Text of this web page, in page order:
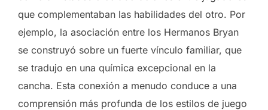
que complementaban las habilidades del otro. Por
ejemplo, la asociación entre los Hermanos Bryan
se construyó sobre un fuerte vínculo familiar, que
se tradujo en una química excepcional en la
cancha. Esta conexión a menudo conduce a una
comprensión más profunda de los estilos de juego